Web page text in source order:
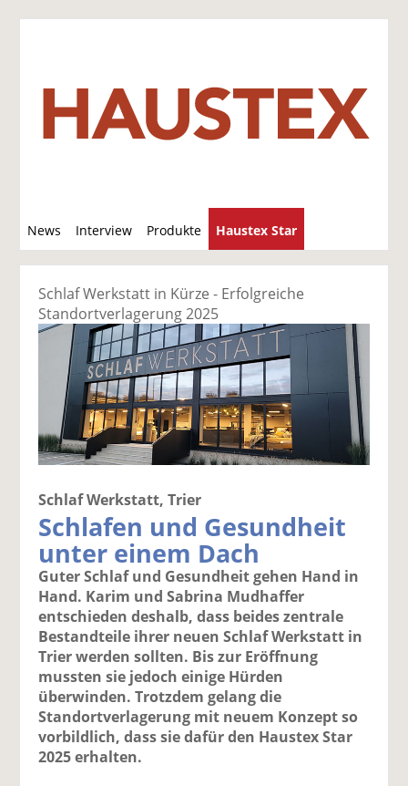
News Interview Produkte Haustex Star
u
c
Schlaf Werkstatt in Kürze - Erfolgreiche
Standort­verlagerung 2025
Schlaf Werkstatt, Trier
Schlafen und Gesundheit
unter einem Dach
Guter Schlaf und Gesundheit gehen Hand in
Hand. Karim und Sabrina Mudhaffer
entschieden deshalb, dass beides zentrale
Bestandteile ihrer neuen Schlaf Werkstatt in
Trier werden sollten. Bis zur Eröffnung
mussten sie jedoch einige Hürden
überwinden. Trotzdem gelang die
Standortverlagerung mit neuem Konzept so
vorbildlich, dass sie dafür den Haustex Star
2025 erhalten.